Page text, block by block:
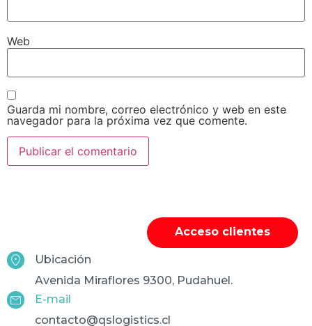
Web
Guarda mi nombre, correo electrónico y web en este
navegador para la próxima vez que comente.
Acceso clientes
Avenida Miraflores 9300, Pudahuel.
Ubicación
contacto@qslogistics.cl
E-mail